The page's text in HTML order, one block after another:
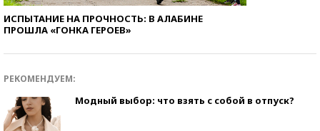
ИСПЫТАНИЕ НА ПРОЧНОСТЬ: В АЛАБИНЕ
ПРОШЛА «ГОНКА ГЕРОЕВ»
РЕКОМЕНДУЕМ:
Модный выбор: что взять с собой в отпуск?